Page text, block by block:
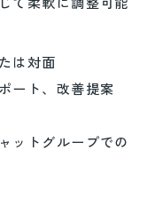
は対面
ート、改善提案
ットグループでの